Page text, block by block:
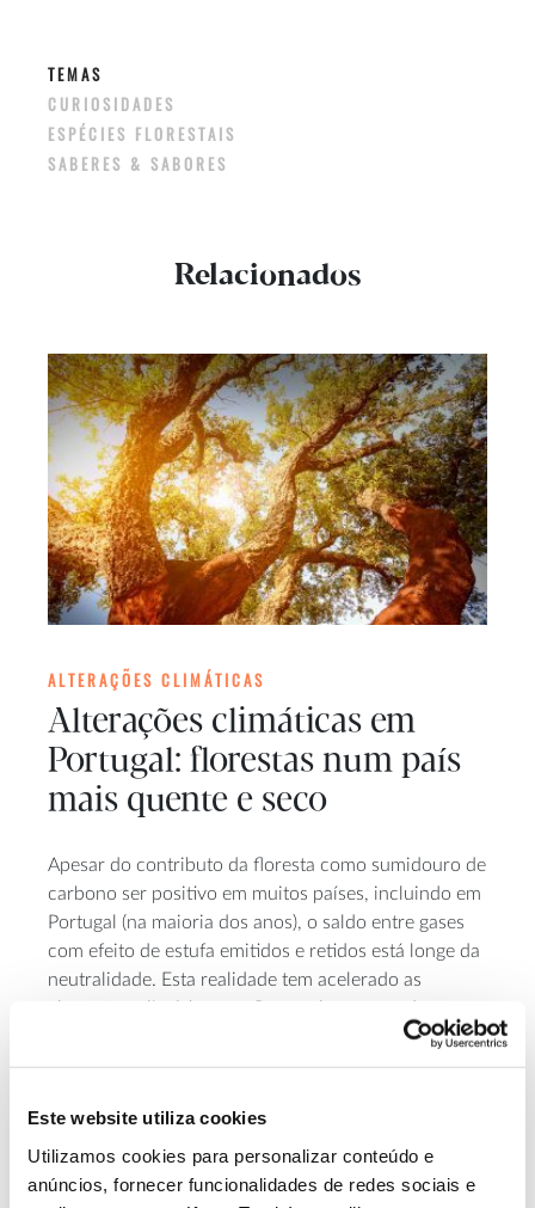
Este website utiliza cookies
Utilizamos cookies para personalizar conteúdo e
anúncios, fornecer funcionalidades de redes sociais e
TEMAS
CURIOSIDADES
ESPÉCIES FLORESTAIS
SABERES & SABORES
Relacionados
ALTERAÇÕES CLIMÁTICAS
Alterações climáticas em
Portugal: florestas num país
mais quente e seco
Apesar do contributo da floresta como sumidouro de
carbono ser positivo em muitos países, incluindo em
Portugal (na maioria dos anos), o saldo entre gases
com efeito de estufa emitidos e retidos está longe da
neutralidade. Esta realidade tem acelerado as